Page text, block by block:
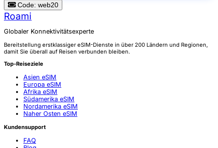
Code: web20
Roami
Globaler Konnektivitätsexperte
Bereitstellung erstklassiger eSIM-Dienste in über 200 Ländern und Regionen,
damit Sie überall auf Reisen verbunden bleiben.
Top-Reiseziele
Asien eSIM
Europa eSIM
Afrika eSIM
Südamerika eSIM
Nordamerika eSIM
Naher Osten eSIM
Kundensupport
FAQ